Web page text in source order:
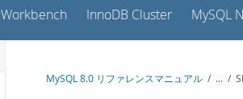
Workbench InnoDB Cluster MySQL
MySQL 8.0 リファレンスマニュアル / ... /